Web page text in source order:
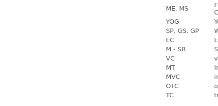
ME, MS
YOG
SP, GS, GP
EC
M - SR
VC
MT
MVC
OTC
TC